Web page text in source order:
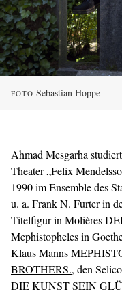
FOTO Sebastian Hoppe
Ahmad Mesgarha
Theater „Felix
1990 im Ensemble des
u. a. Frank N. Furter in
Titelfigur in Molières
Mephistopheles in
Klaus Manns
BROTHERS., den
DIE KUNST SEIN